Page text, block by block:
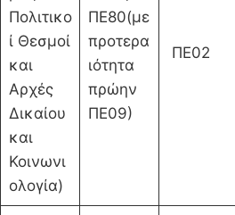
Πολιτικο
ί Θεσμοί
και
Αρχές
Δικαίου
και
Κοινωνι
ολογία)
ΠΕ80(με
προτερα
ιότητα
πρώην
ΠΕ09)
ΠΕ02